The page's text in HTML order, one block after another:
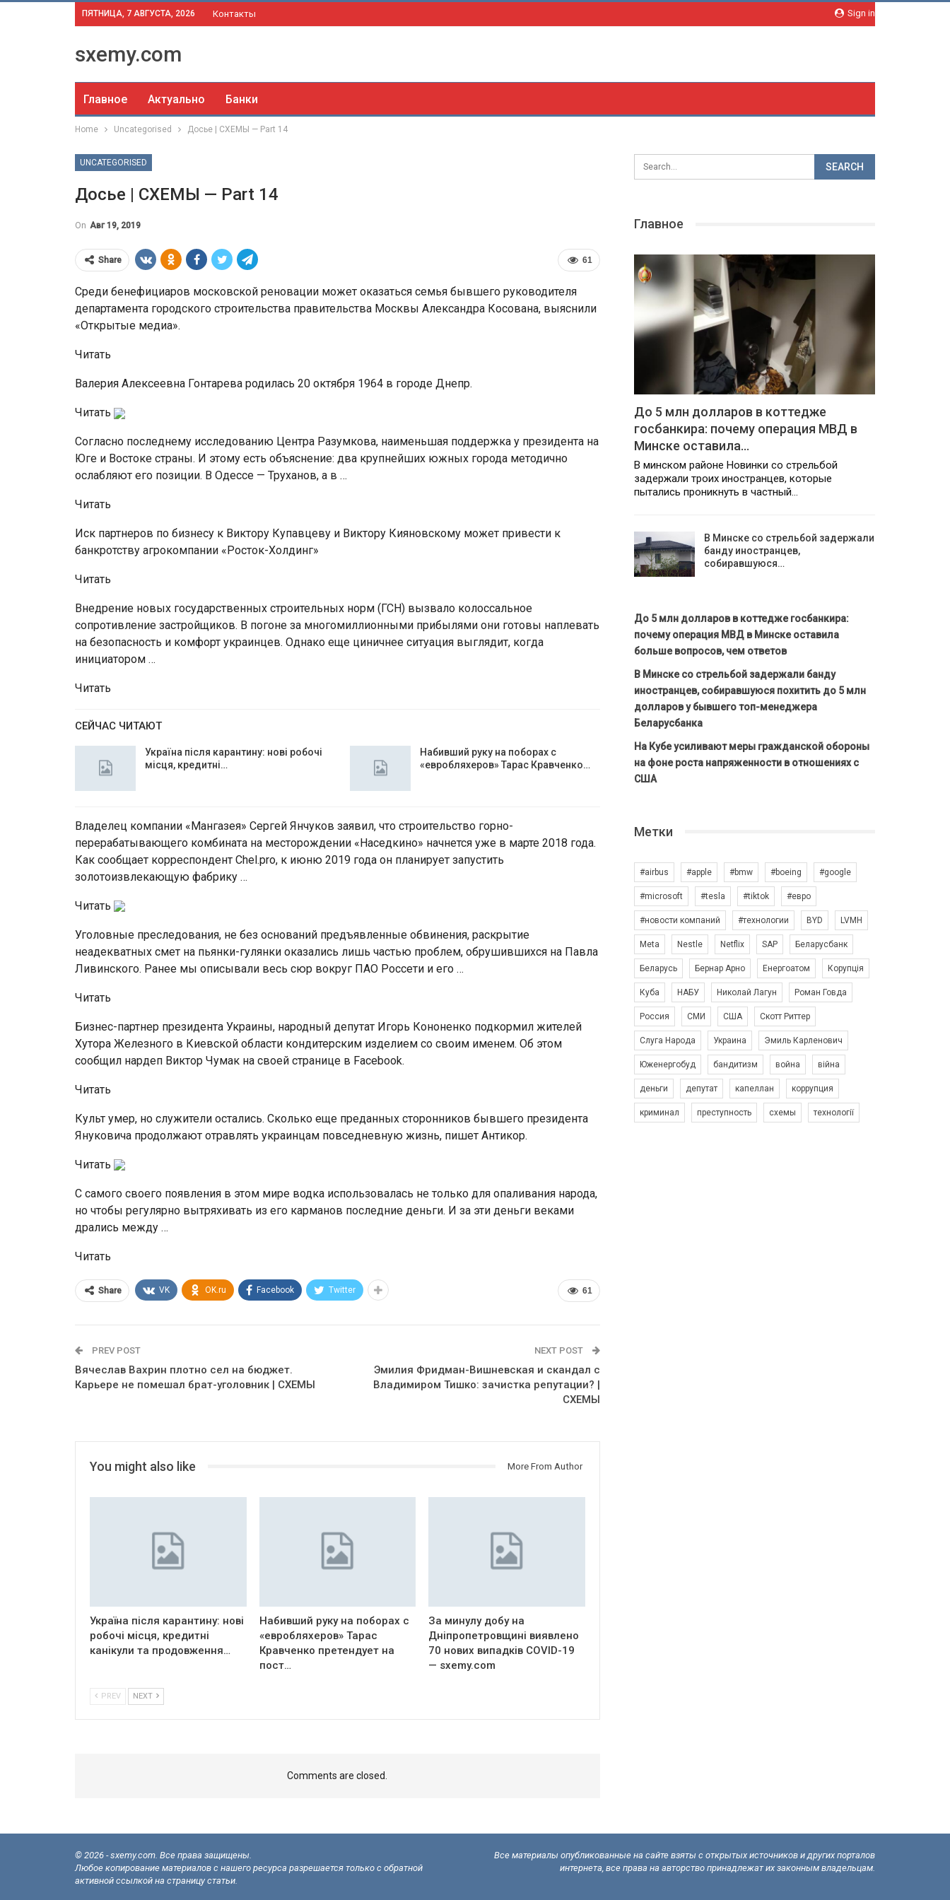
Sign in
ПЯТНИЦА, 7 АВГУСТА, 2026 Контакты
sxemy.com
Главное Актуально Банки
Home Uncategorised Досье | СХЕМЫ — Part 14
UNCATEGORISED
Досье | СХЕМЫ — Part 14
On Авг 19, 2019
61
Share
Среди бенефициаров московской реновации может оказаться семья бывшего руководителя
департамента городского строительства правительства Москвы Александра Косована, выяснили
«Открытые медиа».
Читать
Валерия Алексеевна Гонтарева родилась 20 октября 1964 в городе Днепр.
Читать
Согласно последнему исследованию Центра Разумкова, наименьшая поддержка у президента на
Юге и Востоке страны. И этому есть объяснение: два крупнейших южных города методично
ослабляют его позиции. В Одессе — Труханов, а в …
Читать
Иск партнеров по бизнесу к Виктору Купавцеву и Виктору Кияновскому может привести к
банкротству агрокомпании «Росток-Холдинг»
Читать
Внедрение новых государственных строительных норм (ГСН) вызвало колоссальное
сопротивление застройщиков. В погоне за многомиллионными прибылями они готовы наплевать
на безопасность и комфорт украинцев. Однако еще циничнее ситуация выглядит, когда
инициатором …
Читать
СЕЙЧАС ЧИТАЮТ
Україна після карантину: нові робочі
місця, кредитні…
Набивший руку на поборах с
«евробляхеров» Тарас Кравченко…
Владелец компании «Мангазея» Сергей Янчуков заявил, что строительство горно-
перерабатывающего комбината на месторождении «Наседкино» начнется уже в марте 2018 года.
Как сообщает корреспондент Chel.pro, к июню 2019 года он планирует запустить
золотоизвлекающую фабрику …
Читать
Уголовные преследования, не без оснований предъявленные обвинения, раскрытие
неадекватных смет на пьянки-гулянки оказались лишь частью проблем, обрушившихся на Павла
Ливинского. Ранее мы описывали весь сюр вокруг ПАО Россети и его …
Читать
Бизнес-партнер президента Украины, народный депутат Игорь Кононенко подкормил жителей
Хутора Железного в Киевской области кондитерским изделием со своим именем. Об этом
сообщил нардеп Виктор Чумак на своей странице в Facebook.
Читать
Культ умер, но служители остались. Сколько еще преданных сторонников бывшего президента
Януковича продолжают отравлять украинцам повседневную жизнь, пишет Антикор.
Читать
С самого своего появления в этом мире водка использовалась не только для опаливания народа,
но чтобы регулярно вытряхивать из его карманов последние деньги. И за эти деньги веками
дрались между …
Читать
61
Share VK OK.ru Facebook Twitter
PREV POST
Вячеслав Вахрин плотно сел на бюджет.
Карьере не помешал брат-уголовник | СХЕМЫ
NEXT POST
Эмилия Фридман-Вишневская и скандал с
Владимиром Тишко: зачистка репутации? |
СХЕМЫ
You might also like More From Author
Україна після карантину: нові
робочі місця, кредитні
канікули та продовження…
Набивший руку на поборах с
«евробляхеров» Тарас
Кравченко претендует на
пост…
За минулу добу на
Дніпропетровщині виявлено
70 нових випадків COVID-19
— sxemy.com
PREV NEXT
Comments are closed.
Главное
До 5 млн долларов в коттедже
госбанкира: почему операция МВД в
Минске оставила…
В минском районе Новинки со стрельбой
задержали троих иностранцев, которые
пытались проникнуть в частный…
В Минске со стрельбой задержали
банду иностранцев,
собиравшуюся…
До 5 млн долларов в коттедже госбанкира:
почему операция МВД в Минске оставила
больше вопросов, чем ответов
В Минске со стрельбой задержали банду
иностранцев, собиравшуюся похитить до 5 млн
долларов у бывшего топ-менеджера
Беларусбанка
На Кубе усиливают меры гражданской обороны
на фоне роста напряженности в отношениях с
США
Метки
#airbus #apple #bmw #boeing #google
#microsoft #tesla #tiktok #евро
#новости компаний #технологии BYD LVMH
Meta Nestle Netflix SAP Беларусбанк
Беларусь Бернар Арно Енергоатом Корупція
Куба НАБУ Николай Лагун Роман Говда
Россия СМИ США Скотт Риттер
Слуга Народа Украина Эмиль Карленович
Юженергобуд бандитизм война війна
деньги депутат капеллан коррупция
криминал преступность схемы технології
© 2026 - sxemy.com. Все права защищены.
Любое копирование материалов с нашего ресурса разрешается только с обратной
активной ссылкой на страницу статьи.
Все материалы опубликованные на сайте взяты с открытых источников и других порталов
интернета, все права на авторство принадлежат их законным владельцам.